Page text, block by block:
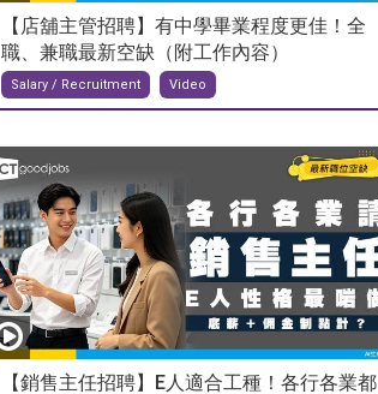
【店舖主管招聘】有中學畢業程度更佳！全
職、兼職最新空缺（附工作內容）
Salary / Recruitment Video
【銷售主任招聘】E人適合工種！各行各業都